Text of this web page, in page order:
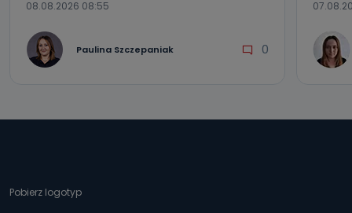
08.08.2026 08:55
Paulina Szczepaniak 0
Pobierz logotyp